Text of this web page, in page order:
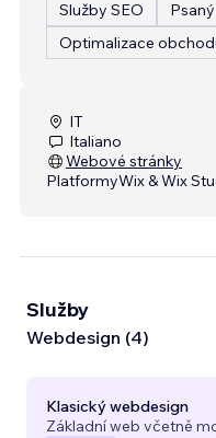
Služby SEO
Optimalizace
IT
Italiano
Webové stránky
PlatformyWix & Wix
Služby
Webdesign (4)
Klasický webdesign
Základní web včetně